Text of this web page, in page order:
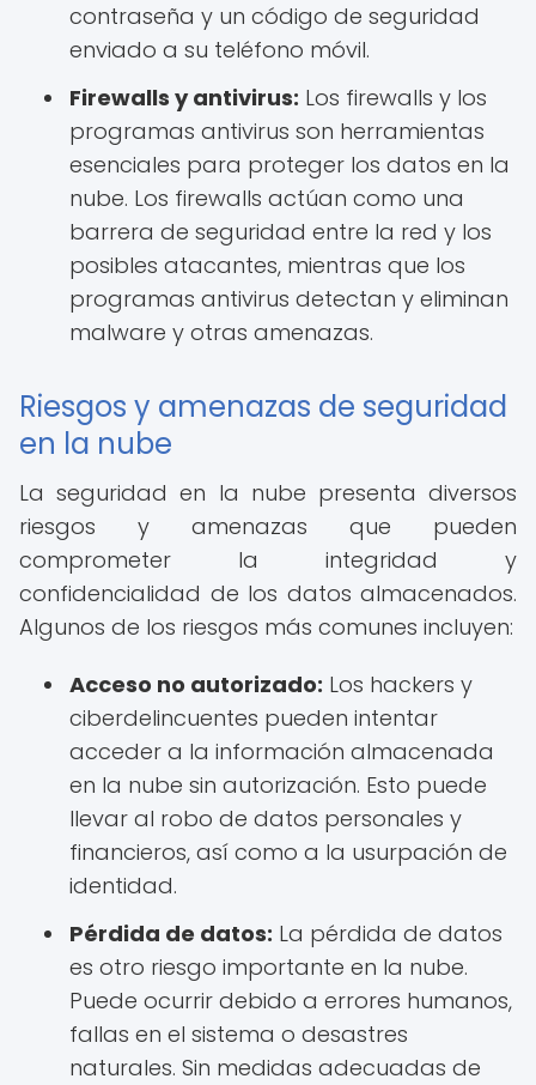
contraseña y un código de seguridad
enviado a su teléfono móvil.
Firewalls y antivirus: Los firewalls y los
programas antivirus son herramientas
esenciales para proteger los datos en la
nube. Los firewalls actúan como una
barrera de seguridad entre la red y los
posibles atacantes, mientras que los
programas antivirus detectan y eliminan
malware y otras amenazas.
Riesgos y amenazas de seguridad
en la nube
La seguridad en la nube presenta diversos
riesgos y amenazas que pueden
comprometer la integridad y
confidencialidad de los datos almacenados.
Algunos de los riesgos más comunes incluyen:
Acceso no autorizado: Los hackers y
ciberdelincuentes pueden intentar
acceder a la información almacenada
en la nube sin autorización. Esto puede
llevar al robo de datos personales y
financieros, así como a la usurpación de
identidad.
Pérdida de datos: La pérdida de datos
es otro riesgo importante en la nube.
Puede ocurrir debido a errores humanos,
fallas en el sistema o desastres
naturales. Sin medidas adecuadas de